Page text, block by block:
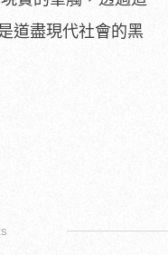
道盡現代社會的黑